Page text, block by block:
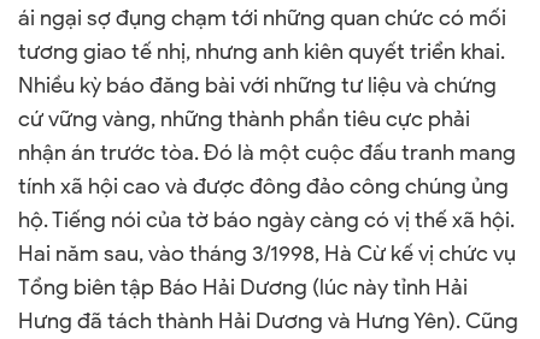
ái ngại sợ đụng chạm tới những quan chức có mối
tương giao tế nhị, nhưng anh kiên quyết triển khai.
Nhiều kỳ báo đăng bài với những tư liệu và chứng
cứ vững vàng, những thành phần tiêu cực phải
nhận án trước tòa. Đó là một cuộc đấu tranh mang
tính xã hội cao và được đông đảo công chúng ủng
hộ. Tiếng nói của tờ báo ngày càng có vị thế xã hội.
Hai năm sau, vào tháng 3/1998, Hà Cừ kế vị chức vụ
Tổng biên tập Báo Hải Dương (lúc này tỉnh Hải
Hưng đã tách thành Hải Dương và Hưng Yên). Cũng